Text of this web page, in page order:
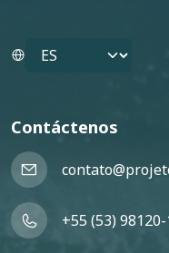
Select your language
Contáctenos
+55 (53)